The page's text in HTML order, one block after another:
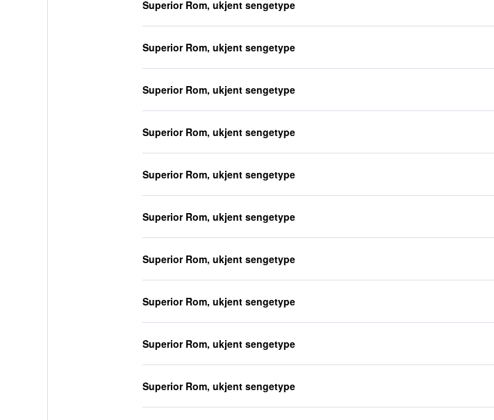
Superior Rom, ukjent sengetype
Superior Rom, ukjent sengetype
Superior Rom, ukjent sengetype
Superior Rom, ukjent sengetype
Superior Rom, ukjent sengetype
Superior Rom, ukjent sengetype
Superior Rom, ukjent sengetype
Superior Rom, ukjent sengetype
Superior Rom, ukjent sengetype
Superior Rom, ukjent sengetype